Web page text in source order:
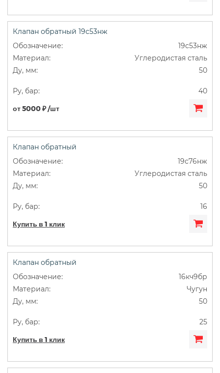
Клапан обратный 19с53нж
19с53нж
Углеродистая сталь
50
40
от 5000 ₽ /шт
Клапан обратный
19с76нж
Углеродистая сталь
50
16
Купить в 1 клик
Клапан обратный
16кч9бр
Чугун
50
25
Купить в 1 клик